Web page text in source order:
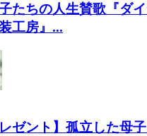
たちの人生賛歌『ダ
工房』...
レゼント】孤立した母